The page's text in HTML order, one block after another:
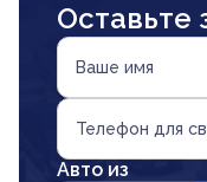
Оставьте
Ваше имя
Телефон для
Авто из